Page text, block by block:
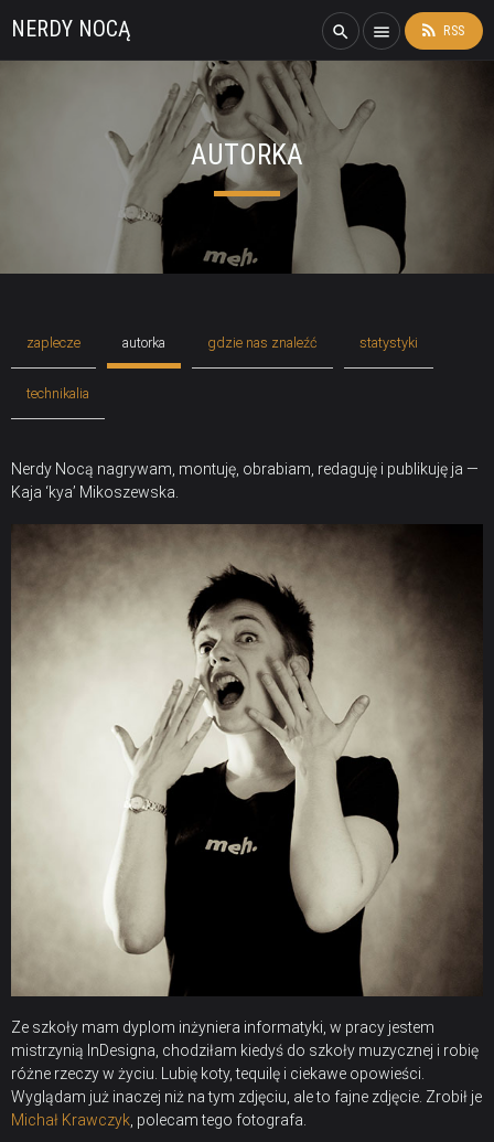
NERDY NOCĄ search menu rss_feed RSS
AUTORKA
zaplecze autorka gdzie nas znaleźć statystyki
technikalia
Nerdy Nocą nagrywam, montuję, obrabiam, redaguję i publikuję ja —
Kaja ‘kya’ Mikoszewska.
Ze szkoły mam dyplom inżyniera informatyki, w pracy jestem
mistrzynią InDesigna, chodziłam kiedyś do szkoły muzycznej i robię
różne rzeczy w życiu. Lubię koty, tequilę i ciekawe opowieści.
Wyglądam już inaczej niż na tym zdjęciu, ale to fajne zdjęcie. Zrobił je
Michał Krawczyk, polecam tego fotografa.